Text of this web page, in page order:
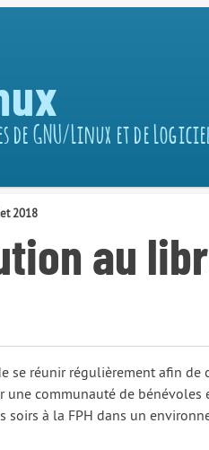
de GNU/Linux et de
2018
au
se réunir régulièrement afin de
communauté de bénévoles
à la FPH dans un